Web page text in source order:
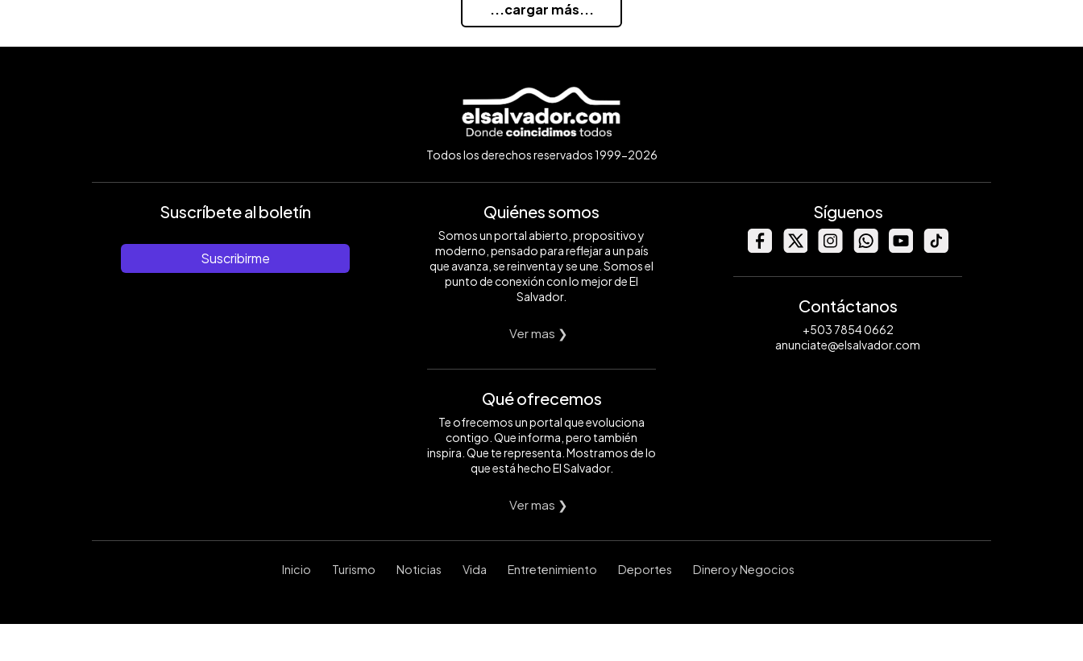
...cargar más...
Todos los derechos reservados 1999-2026
Suscríbete al boletín
Suscribirme
Quiénes somos
Somos un portal abierto, propositivo y
moderno, pensado para reflejar a un país
que avanza, se reinventa y se une. Somos el
punto de conexión con lo mejor de El
Salvador.
Ver mas ❯
Qué ofrecemos
Te ofrecemos un portal que evoluciona
contigo. Que informa, pero también
inspira. Que te representa. Mostramos de lo
que está hecho El Salvador.
Ver mas ❯
Síguenos
Contáctanos
+503 7854 0662
anunciate@elsalvador.com
Inicio Turismo Noticias Vida Entretenimiento Deportes Dinero y Negocios